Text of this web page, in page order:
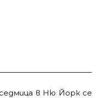
в Ню Йорк се